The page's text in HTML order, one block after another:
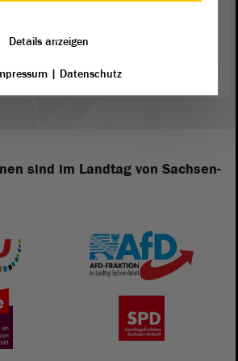
sind im Landtag von Sachsen-
Details anzeigen
| Datenschutz